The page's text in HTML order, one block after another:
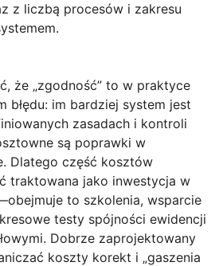
z liczbą procesów i zakresu
że „zgodność” to w praktyce
błędu: im bardziej system jest
zasadach i kontroli
są poprawki w
Dlatego część kosztów
traktowana jako inwestycja w
to szkolenia, wsparcie
testy spójności ewidencji
Dobrze zaprojektowany
koszty korekt i „gaszenia